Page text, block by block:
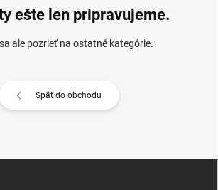
ešte len pripravujeme.
ale pozrieť na ostatné kategórie.
Späť do obchodu